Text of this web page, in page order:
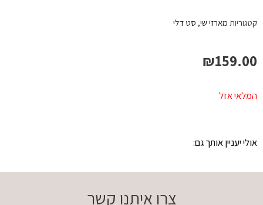
קטגוריות מארזי שי, סט דלי
₪159.00
המלאי אזל
אולי יעניין אותך גם:
צרו איתנו קשר